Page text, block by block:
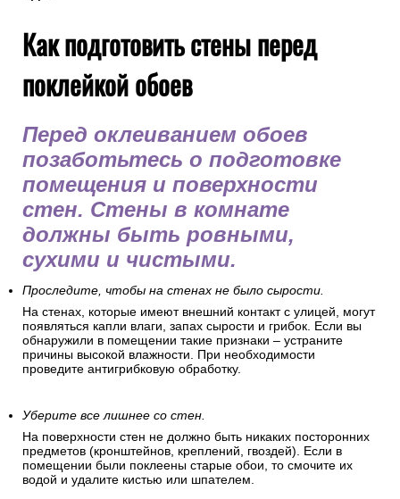
Как подготовить стены перед
поклейкой обоев
Перед оклеиванием обоев
позаботьтесь о подготовке
помещения и поверхности
стен. Стены в комнате
должны быть ровными,
сухими и чистыми.
Проследите, чтобы на стенах не было сырости.
На стенах, которые имеют внешний контакт с улицей, могут
появляться капли влаги, запах сырости и грибок. Если вы
обнаружили в помещении такие признаки – устраните
причины высокой влажности. При необходимости
проведите антигрибковую обработку.
Уберите все лишнее со стен.
На поверхности стен не должно быть никаких посторонних
предметов (кронштейнов, креплений, гвоздей). Если в
помещении были поклеены старые обои, то смочите их
водой и удалите кистью или шпателем.